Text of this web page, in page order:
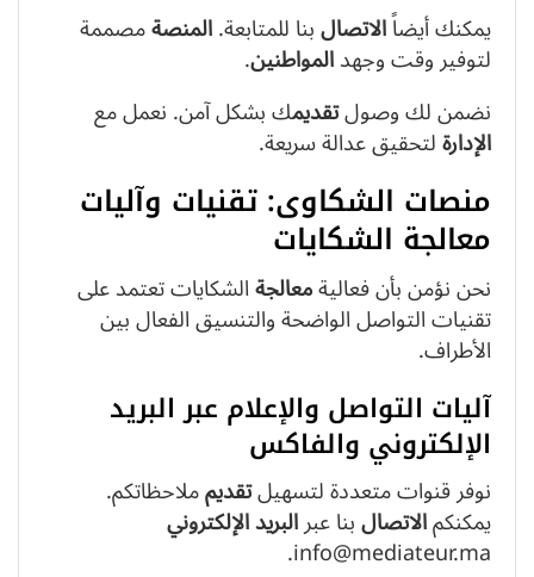
يمكنك أيضاًالاتصالبنا للمتابعة.المنصةمصممة
لتوفير وقت وجهدالمواطنين.
نضمن لك وصولتقديمك بشكل آمن. نعمل مع
الإدارةلتحقيق عدالة سريعة.
منصات الشكاوى: تقنيات وآليات
معالجة الشكايات
نحن نؤمن بأن فعاليةمعالجةالشكايات تعتمد على
تقنيات التواصل الواضحة والتنسيق الفعال بين
الأطراف.
آليات التواصل والإعلام عبر البريد
الإلكتروني والفاكس
نوفر قنوات متعددة لتسهيلتقديمملاحظاتكم.
يمكنكمالاتصالبنا عبرالبريد الإلكتروني
info@mediateur.ma.